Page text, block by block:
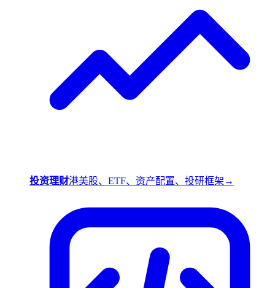
投资理财港美股、ETF、资产配置、投研框架 →